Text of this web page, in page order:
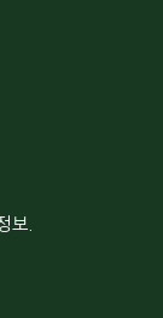
보.